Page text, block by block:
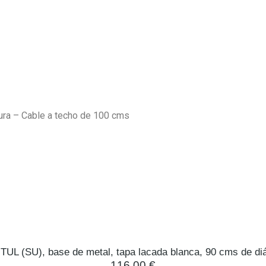
– Cable a techo de 100 cms
(SU), base de metal, tapa lacada blanca, 90 cms de